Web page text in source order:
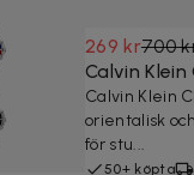
269 kr700
Calvin Klein
Calvin Klein
orientalisk
för stu...
50+ köpta